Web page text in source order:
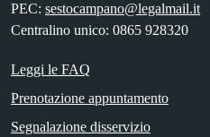
PEC: sestocampano@legalmail.it
Centralino unico: 0865 928320
Leggi le FAQ
Prenotazione appuntamento
Segnalazione disservizio